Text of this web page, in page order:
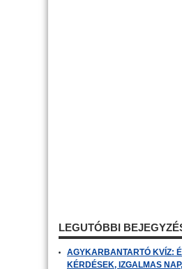
LEGUTÓBBI
AGYKARBANTARTÓ KVÍZ:
KÉRDÉSEK, IZGALMAS